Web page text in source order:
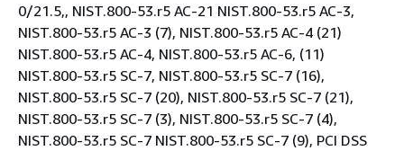
0/21.5,, NIST.800-53.r5 AC-21 NIST.800-53.r5 AC-3,
NIST.800-53.r5 AC-3 (7), NIST.800-53.r5 AC-4 (21)
NIST.800-53.r5 AC-4, NIST.800-53.r5 AC-6, (11)
NIST.800-53.r5 SC-7, NIST.800-53.r5 SC-7 (16),
NIST.800-53.r5 SC-7 (20), NIST.800-53.r5 SC-7 (21),
NIST.800-53.r5 SC-7 (3), NIST.800-53.r5 SC-7 (4),
NIST.800-53.r5 SC-7 NIST.800-53.r5 SC-7 (9), PCI DSS